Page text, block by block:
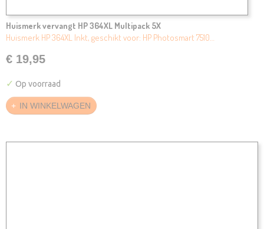
Huismerk vervangt HP 364XL Multipack 5X
Huismerk HP 364XL Inkt, geschikt voor: HP Photosmart 7510…
€ 19,95
✓ Op voorraad
IN WINKELWAGEN